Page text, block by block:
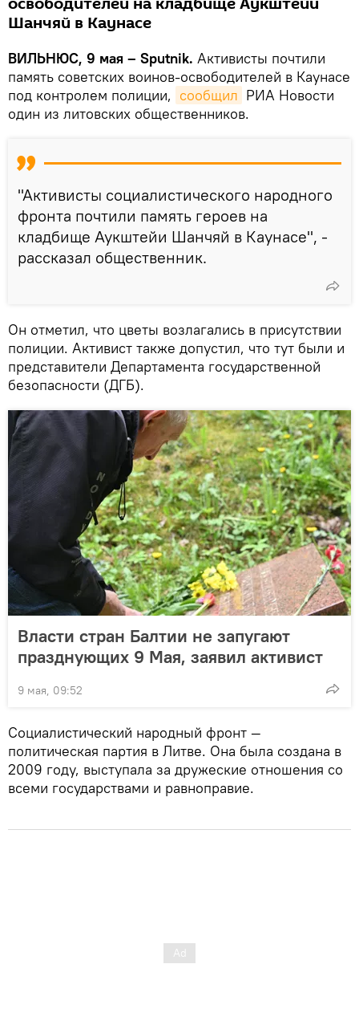
Шанчяй в Каунасе
ВИЛЬНЮС, 9 мая – Sputnik. Активисты почтили
память советских воинов-освободителей в Каунасе
под контролем полиции, сообщил РИА Новости
один из литовских общественников.
"Активисты социалистического народного
фронта почтили память героев на
кладбище Аукштейи Шанчяй в Каунасе", -
рассказал общественник.
Он отметил, что цветы возлагались в присутствии
полиции. Активист также допустил, что тут были и
представители Департамента государственной
безопасности (ДГБ).
Власти стран Балтии не запугают
празднующих 9 Мая, заявил активист
9 мая, 09:52
Социалистический народный фронт —
политическая партия в Литве. Она была создана в
2009 году, выступала за дружеские отношения со
всеми государствами и равноправие.